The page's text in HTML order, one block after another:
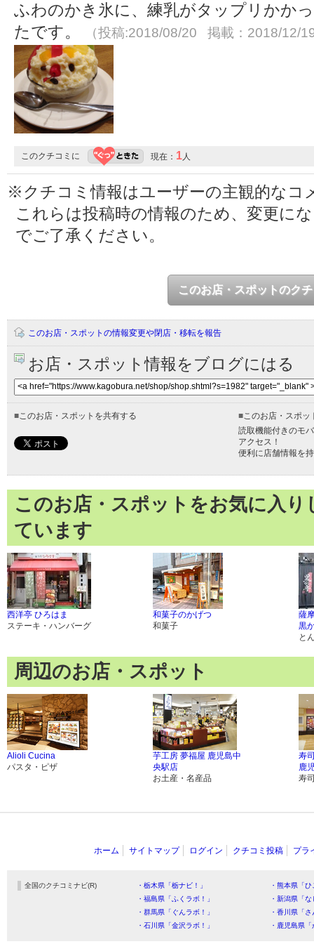
ふわのかき氷に、練乳がタップリかか
たです。
（投稿:2018/08/20 掲載：2018/12/
このクチコミに 現在： 1 人
※クチコミ情報はユーザーの主観的なコ
これらは投稿時の情報のため、変更に
でご了承ください。
このお店・スポットのク
このお店・スポットの情報変更や閉店・移転を報告
お店・スポット情報をブログにはる
■ このお店・スポットを共有する ■ このお店・スポ
読取機能付きのモ
アクセス！
便利に店舗情報を
このお店・スポットをお気に入
ています
西洋亭 ひろはま
ステーキ・ハンバーグ
和菓子のかげつ
和菓子
薩
黒
と
周辺のお店・スポット
Alioli Cucina
パスタ・ピザ
芋工房 夢福屋 鹿児島中
央駅店
お土産・名産品
寿
鹿
寿
ホーム サイトマップ ログイン クチコミ投稿 プラ
全国のクチコミナビ(R) ・栃木県「栃ナビ！」
・熊本県「
・福島県「ふくラボ！」
・新潟県「
・群馬県「ぐんラボ！」
・香川県「
・石川県「金沢ラボ！」
・鹿児島県